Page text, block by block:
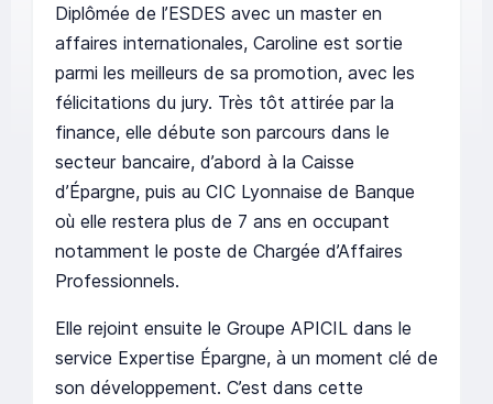
Diplômée de l’ESDES avec un master en
affaires internationales, Caroline est sortie
parmi les meilleurs de sa promotion, avec les
félicitations du jury. Très tôt attirée par la
finance, elle débute son parcours dans le
secteur bancaire, d’abord à la Caisse
d’Épargne, puis au CIC Lyonnaise de Banque
où elle restera plus de 7 ans en occupant
notamment le poste de Chargée d’Affaires
Professionnels.
Elle rejoint ensuite le Groupe APICIL dans le
service Expertise Épargne, à un moment clé de
son développement. C’est dans cette